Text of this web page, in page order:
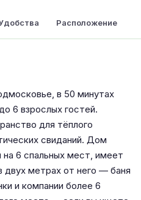
Расположение
в 50 минутах
6 взрослых гостей.
для тёплого
свиданий. Дом
6 спальных мест, имеет
метрах от него — баня
и компании более 6